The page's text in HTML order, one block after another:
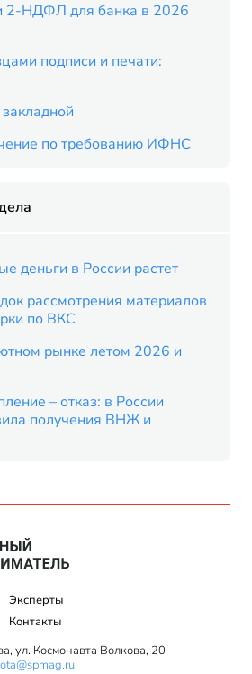
2-НДФЛ для банка в 2026
подписи и печати:
по требованию ИФНС
деньги в России растет
рассмотрения материалов
по ВКС
рынке летом 2026 и
– отказ: в России
получения ВНЖ и
Эксперты
Контакты
ул. Космонавта Волкова, 20